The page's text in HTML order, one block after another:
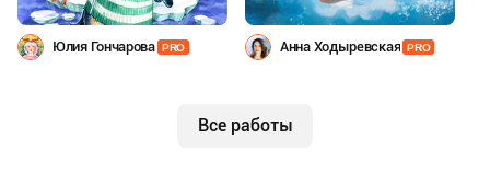
Юлия Гончарова PRO Анна Ходыревская PRO
Все работы